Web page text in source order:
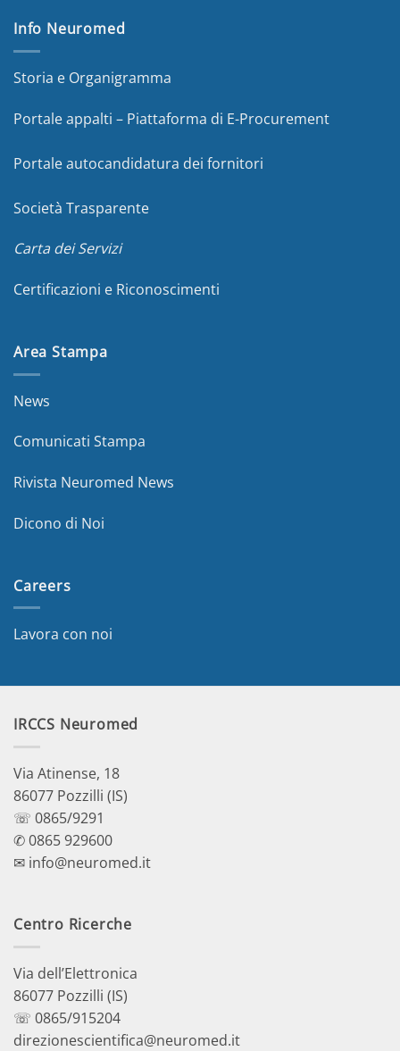
Info Neuromed
Storia e Organigramma
Portale appalti – Piattaforma di E-Procurement
Portale autocandidatura dei fornitori
Società Trasparente
Carta dei Servizi
Certificazioni e Riconoscimenti
Area Stampa
News
Comunicati Stampa
Rivista Neuromed News
Dicono di Noi
Careers
Lavora con noi
IRCCS Neuromed
Via Atinense, 18
86077 Pozzilli (IS)
☏ 0865/9291
✆ 0865 929600
✉ info@neuromed.it
Centro Ricerche
Via dell’Elettronica
86077 Pozzilli (IS)
☏ 0865/915204
direzionescientifica@neuromed.it